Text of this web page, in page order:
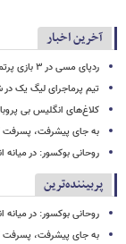
آخرین اخبار
ردپای مسی در ۳ بازی پرتماشاگر جام‌جهانی!
تیم پرماجرای لیگ یک
کلاغ‌های انگلیس بی
به جای پیشرفت،
روحانی بوکسور: در
پربیننده‌ترین
روحانی بوکسور: در
به جای پیشرفت،